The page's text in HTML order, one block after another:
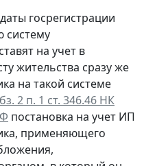
госрегистрации
систему
на учет в
жительства сразу же
на такой системе
2 п. 1 ст. 346.46 НК
постановка на учет ИП
применяющего